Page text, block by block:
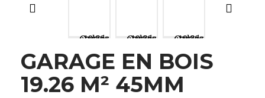
GARAGE EN BOIS
19.26 M² 45MM